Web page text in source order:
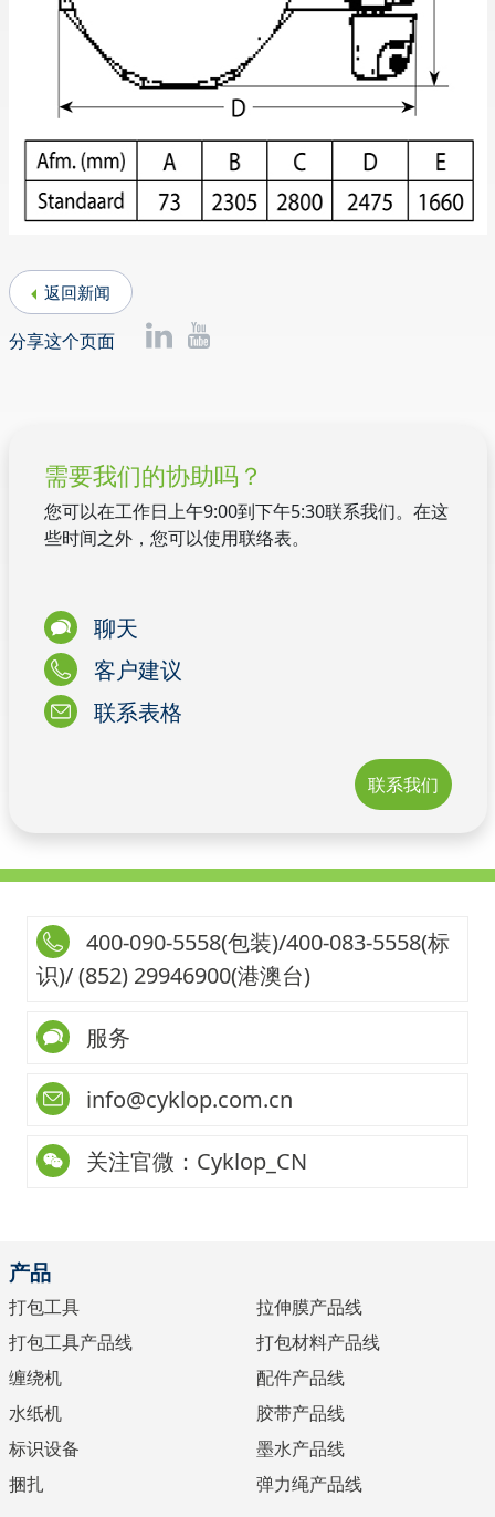
返回新闻
分享这个页面
需要我们的协助吗？
您可以在工作日上午9:00到下午5:30联系我们。在这
些时间之外，您可以使用联络表。
聊天
客户建议
联系表格
联系我们
400-090-5558(包装)/400-083-5558(标
识)/ (852) 29946900(港澳台)
服务
info@cyklop.com.cn
关注官微：Cyklop_CN
产品
打包工具
打包工具产品线
缠绕机
水纸机
标识设备
捆扎
拉伸膜产品线
打包材料产品线
配件产品线
胶带产品线
墨水产品线
弹力绳产品线